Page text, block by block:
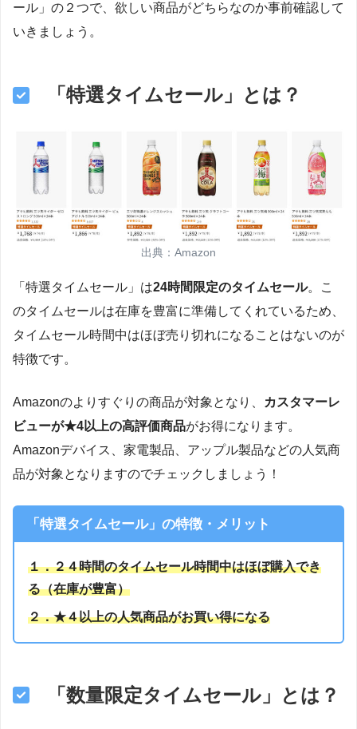
ール」の２つで、欲しい商品がどちらなのか事前確認して
いきましょう。
「特選タイムセール」とは？
出典：Amazon
「特選タイムセール」は24時間限定のタイムセール。こ
のタイムセールは在庫を豊富に準備してくれているため、
タイムセール時間中はほぼ売り切れになることはないのが
特徴です。
Amazonのよりすぐりの商品が対象となり、 カスタマーレ
ビューが★4以上の高評価商品がお得になります。
Amazonデバイス、家電製品、アップル製品などの人気商
品が対象となりますのでチェックしましょう！
「特選タイムセール」の特徴・メリット
１．２４時間のタイムセール時間中はほぼ購入でき
る（在庫が豊富）
２．★４以上の人気商品がお買い得になる
「数量限定タイムセール」とは？